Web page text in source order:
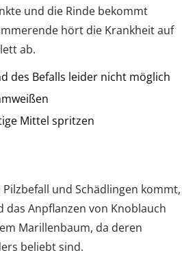
und die Rinde bekommt
hört die Krankheit auf
ab.
des Befalls leider nicht möglich
Mittel spritzen
und Schädlingen kommt,
Anpflanzen von Knoblauch
Marillenbaum, da deren
beliebt sind.